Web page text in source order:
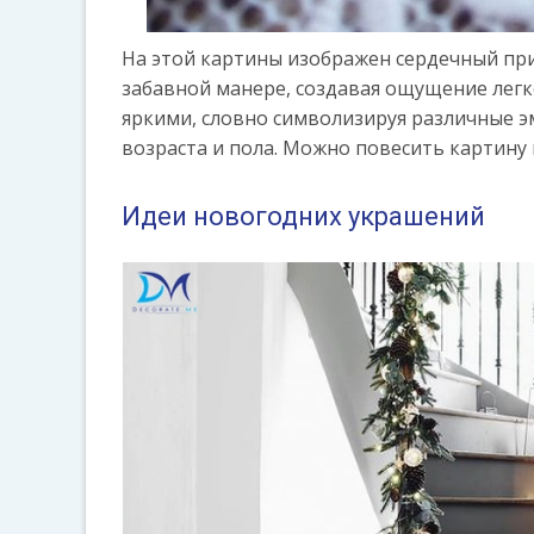
На этой картины изображен сердечный
забавной манере, создавая ощущение
яркими, словно символизируя различные
возраста и пола. Можно повесить
Идеи новогодних украшений